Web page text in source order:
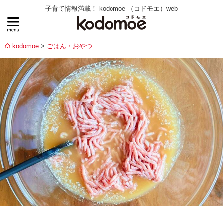
子育て情報満載！ kodomoe （コドモエ）web
kodomoe ごはん・おやつ